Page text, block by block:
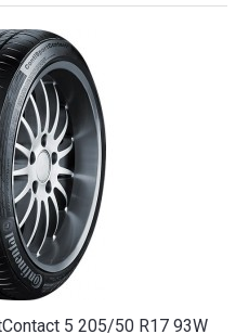
5 205/50 R17 93W